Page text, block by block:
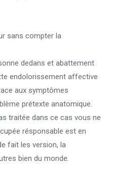
sans compter la
dedans et abattement
endolorissement affective
aux symptômes
prétexte anatomique.
traitée dans ce cas vous ne
résponsable est en
fait les version, la
bien du monde.